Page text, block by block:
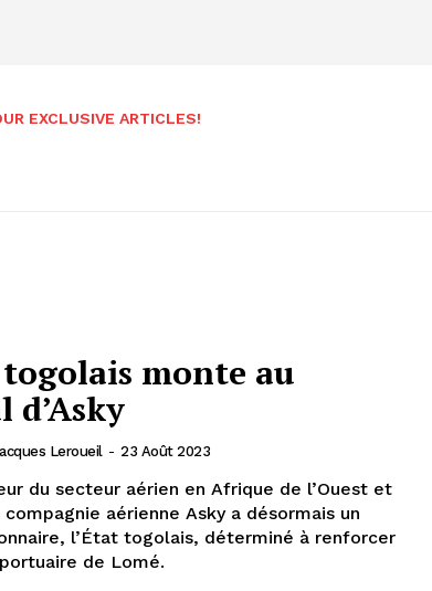
EXCLUSIVE ARTICLES!
togolais monte au
d’Asky
Leroueil - 23 Août 2023
du secteur aérien en Afrique de l’Ouest et
aérienne Asky a désormais un
l’État togolais, déterminé à renforcer
de Lomé.